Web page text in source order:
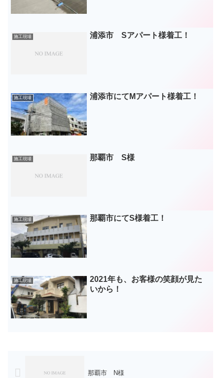
施工現場 浦添市 Sアパート様着工！
施工現場 浦添市にてMアパート様着工！
施工現場 那覇市 S様
施工現場 那覇市にてS様着工！
施工現場
2021年も、お客様の笑顔が見た
いから！
那覇市 N様